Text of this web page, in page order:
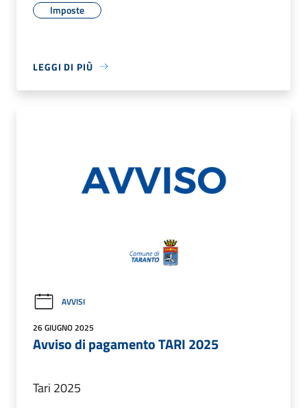
Imposte
LEGGI DI PIÙ
AVVISI
26 GIUGNO 2025
Avviso di pagamento TARI 2025
Tari 2025